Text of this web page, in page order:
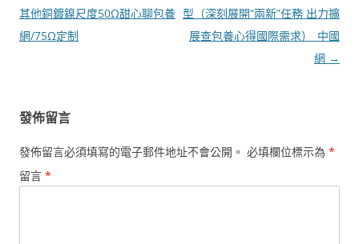
章
導
其他銅鍍鎳尺度50Ω甜心聊包養
網/75Ω定制
型（深刻展開“兩新”任務 出力擴
展查包養心得國際需求）_中國
網 →
發佈留言
發佈留言必須填寫的電子郵件地址不會公開。 必填欄位標示為 *
留言 *